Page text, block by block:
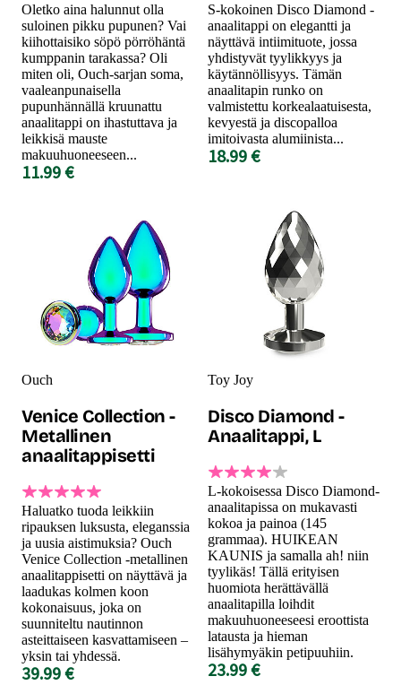
Oletko aina halunnut olla
suloinen pikku pupunen? Vai
kiihottaisiko söpö pörröhäntä
kumppanin tarakassa? Oli
miten oli, Ouch-sarjan soma,
vaaleanpunaisella
pupunhännällä kruunattu
anaalitappi on ihastuttava ja
leikkisä mauste
makuuhuoneeseen...
11.99 €
S-kokoinen Disco Diamond -
anaalitappi on elegantti ja
näyttävä intiimituote, jossa
yhdistyvät tyylikkyys ja
käytännöllisyys. Tämän
anaalitapin runko on
valmistettu korkealaatuisesta,
kevyestä ja discopalloa
imitoivasta alumiinista...
18.99 €
Ouch
Venice Collection -
Metallinen
anaalitappisetti
Haluatko tuoda leikkiin
ripauksen luksusta, eleganssia
ja uusia aistimuksia? Ouch
Venice Collection -metallinen
anaalitappisetti on näyttävä ja
laadukas kolmen koon
kokonaisuus, joka on
suunniteltu nautinnon
asteittaiseen kasvattamiseen –
yksin tai yhdessä.
39.99 €
Toy Joy
Disco Diamond -
Anaalitappi, L
L-kokoisessa Disco Diamond-
anaalitapissa on mukavasti
kokoa ja painoa (145
grammaa). HUIKEAN
KAUNIS ja samalla ah! niin
tyylikäs! Tällä erityisen
huomiota herättävällä
anaalitapilla loihdit
makuuhuoneeseesi eroottista
latausta ja hieman
lisähymyäkin petipuuhiin.
23.99 €